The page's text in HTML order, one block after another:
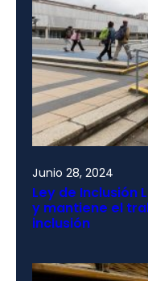
Junio 28, 2024
Ley de Inclusión
y mantiene el
inclusión